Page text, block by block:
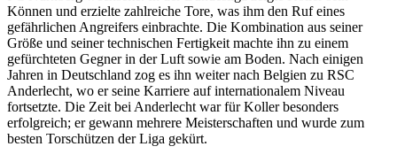
Können und erzielte zahlreiche Tore, was ihm den Ruf eines
gefährlichen Angreifers einbrachte. Die Kombination aus seiner
Größe und seiner technischen Fertigkeit machte ihn zu einem
gefürchteten Gegner in der Luft sowie am Boden. Nach einigen
Jahren in Deutschland zog es ihn weiter nach Belgien zu RSC
Anderlecht, wo er seine Karriere auf internationalem Niveau
fortsetzte. Die Zeit bei Anderlecht war für Koller besonders
erfolgreich; er gewann mehrere Meisterschaften und wurde zum
besten Torschützen der Liga gekürt.